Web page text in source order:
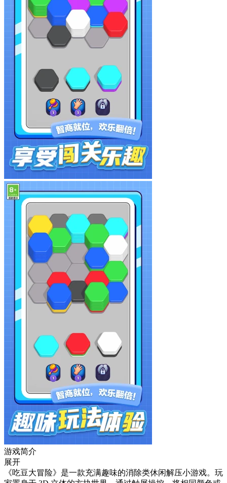
游戏简介
展开
《吃豆大冒险》是一款充满趣味的消除类休闲解压小游戏。玩